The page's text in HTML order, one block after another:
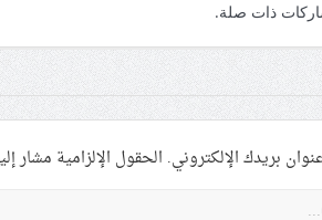
ذات صلة.
بريدك الإلكتروني. الحقول الإلزامية مشار